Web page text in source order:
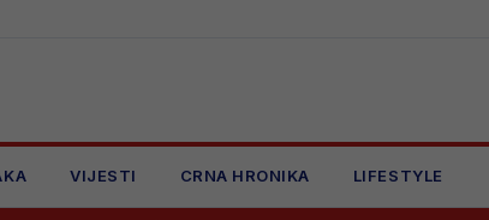
VIJESTI CRNA HRONIKA LIFESTYLE